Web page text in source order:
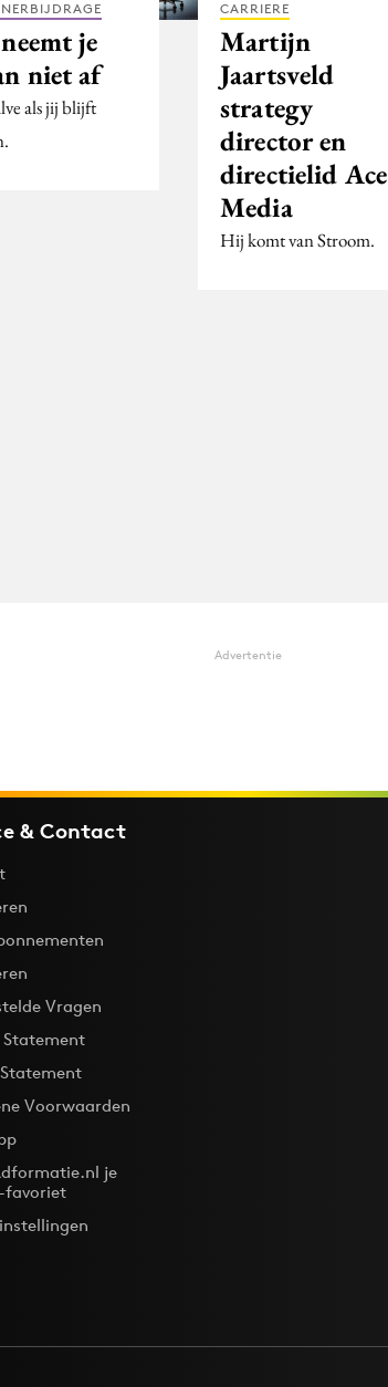
je
niet af
als jij blijft
CARRIERE
Martijn
Jaartsveld
strategy
director en
directielid Ace
Media
Hij komt van Stroom.
Advertentie
& Contact
Vragen
Statement
Voorwaarden
je
favoriet